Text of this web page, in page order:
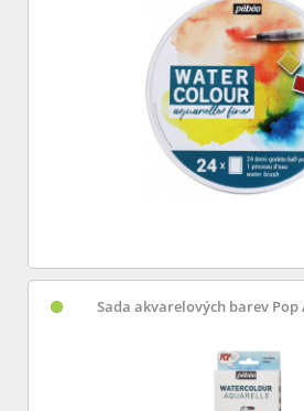
Sada akvarelových barev Pop